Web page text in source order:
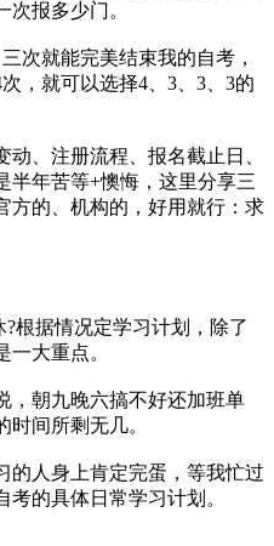
报多少门。
次就能完美结束我的自考，
，就可以选择4、3、3、3的
、注册流程、报名截止日、
半年苦等+懊悔，这里分享三
方的、机构的，好用就行：求
?根据情况定学习计划，除了
大重点。
，朝九晚六搞不好还加班单
间所剩无几。
的人身上肯定完蛋，等我忙过
的具体日常学习计划。